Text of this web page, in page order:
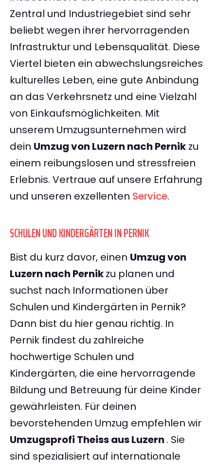
Zentral und Industriegebiet sind sehr
beliebt wegen ihrer hervorragenden
Infrastruktur und Lebensqualität. Diese
Viertel bieten ein abwechslungsreiches
kulturelles Leben, eine gute Anbindung
an das Verkehrsnetz und eine Vielzahl
von Einkaufsmöglichkeiten. Mit
unserem Umzugsunternehmen wird
dein Umzug von Luzern nach Pernik zu
einem reibungslosen und stressfreien
Erlebnis. Vertraue auf unsere Erfahrung
und unseren exzellenten Service.
SCHULEN UND KINDERGÄRTEN IN PERNIK
Bist du kurz davor, einen Umzug von
Luzern nach Pernikzu planen und
suchst nach Informationen über
Schulen und Kindergärten in Pernik?
Dann bist du hier genau richtig. In
Pernik findest du zahlreiche
hochwertige Schulen und
Kindergärten, die eine hervorragende
Bildung und Betreuung für deine Kinder
gewährleisten. Für deinen
bevorstehenden Umzug empfehlen wir
Umzugsprofi Theiss aus Luzern . Sie
sind spezialisiert auf internationale